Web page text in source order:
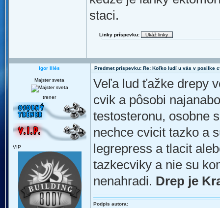
staci.
Linky príspevku:
Igor Illés Predmet príspevku: Re: Koľko ludí u vás v posilke
Majster sveta
trener
VIP
Veľa lud ťažke drepy
cvik a pôsobi
testosteronu, osobne
nechce cvicit tazko a
legrepress a tlacit
tazkecviky a nie su
nenahradi. Drep je
Podpis autora: